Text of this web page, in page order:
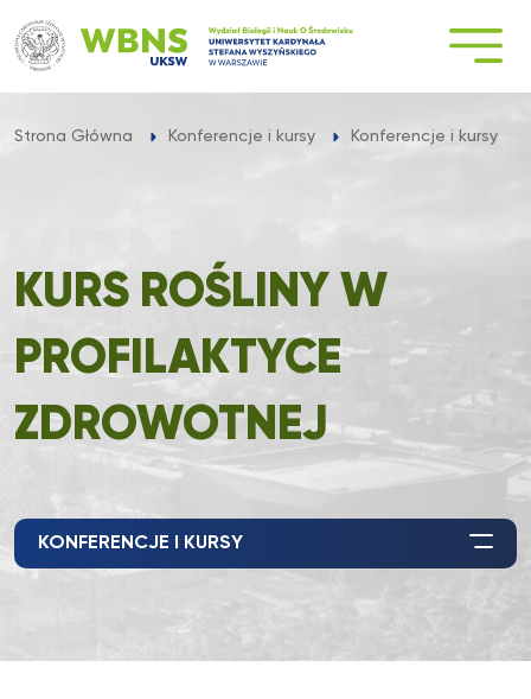
do
treści
Strona Główna Konferencje i kursy Konferencje i kursy
KURS ROŚLINY W
PROFILAKTYCE
ZDROWOTNEJ
KONFERENCJE I KURSY